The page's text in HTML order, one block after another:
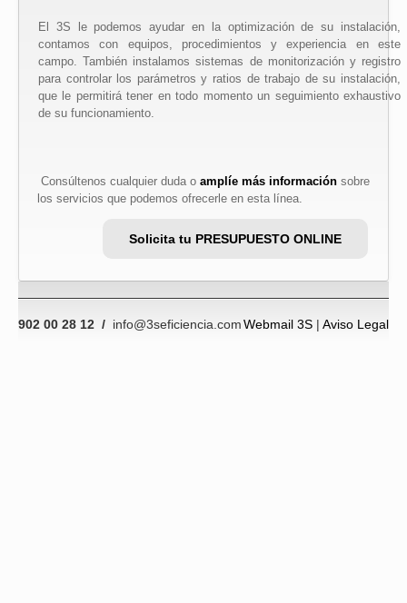
El 3S le podemos ayudar en la optimización de su instalación,
contamos con equipos, procedimientos y experiencia en este
campo. También instalamos sistemas de monitorización y registro
para controlar los parámetros y ratios de trabajo de su instalación,
que le permitirá tener en todo momento un seguimiento exhaustivo
de su funcionamiento.
Consúltenos cualquier duda o amplíe más información sobre
los servicios que podemos ofrecerle en esta línea.
Solicita tu PRESUPUESTO ONLINE
902 00 28 12 / info@3seficiencia.comWebmail 3S | Aviso Legal